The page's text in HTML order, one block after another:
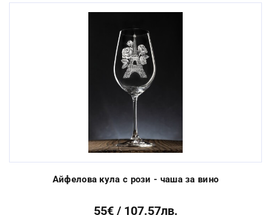
Айфелова кула с рози - чаша за вино
55€ / 107.57лв.